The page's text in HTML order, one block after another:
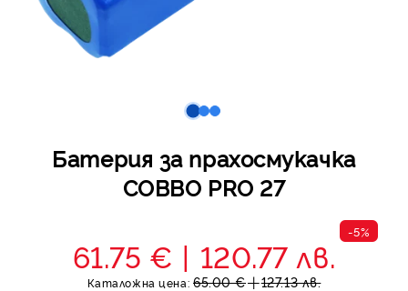
Батерия за прахосмукачка
COBBO PRO 27
-5%
61.75 € 120.77 лв.
Каталожна цена: 65.00 € 127.13 лв.